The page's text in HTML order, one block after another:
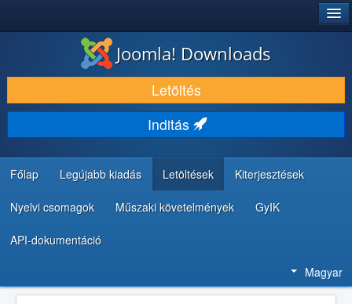
LETÖLTÉS ÉS KITERJESZTÉS
FEDEZZE FEL ÉS TANULJA MEG
KÖZÖSSÉG ÉS TÁMOGATÁS
FEJLESZTŐI ERŐFORRÁSOK
Joomla! Downloads
Letöltés
Inditás
Főlap Legújabb kiadás Letöltések Kiterjesztések
Nyelvi csomagok Műszaki követelmények GyIK
API-dokumentáció
Magyar